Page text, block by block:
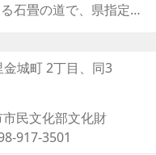
石畳の道で、県指定史
みち）と呼ばれる幹線
めた趣深い古道になっ
になっており、その両
らまった石垣や、沖縄
城町 2丁目、同3
市民文化部文化財
917-3501